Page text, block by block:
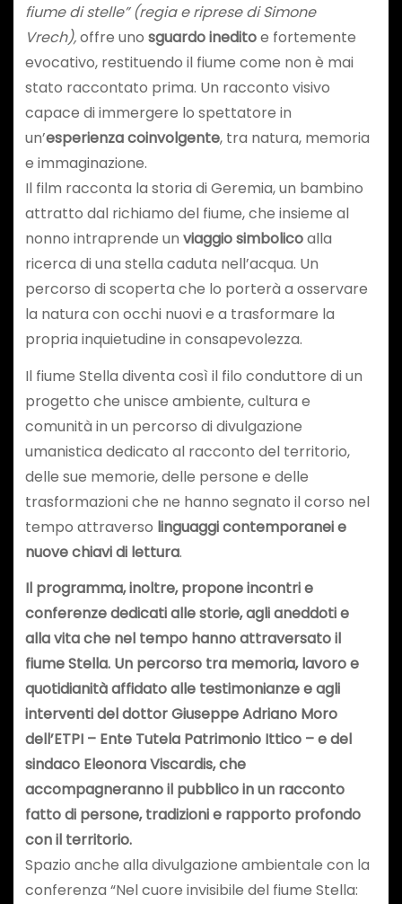
fiume di stelle” (regia e riprese di Simone
Vrech),offre uno sguardo ineditoe fortemente
evocativo, restituendo il fiume come non è mai
stato raccontato prima. Un racconto visivo
capace di immergere lo spettatore in
un’esperienza coinvolgente, tra natura, memoria
e immaginazione.
Il film racconta la storia di Geremia, un bambino
attratto dal richiamo del fiume, che insieme al
nonno intraprende un viaggio simbolicoalla
ricerca di una stella caduta nell’acqua. Un
percorso di scoperta che lo porterà a osservare
la natura con occhi nuovi e a trasformare la
propria inquietudine in consapevolezza.
Il fiume Stella diventa così il filo conduttore di un
progetto che unisce ambiente, cultura e
comunità in un percorso di divulgazione
umanistica dedicato al racconto del territorio,
delle sue memorie, delle persone e delle
trasformazioni che ne hanno segnato il corso nel
tempo attraverso linguaggi contemporanei e
nuove chiavi di lettura.
Il programma,inoltre,propone incontri e
conferenze dedicati alle storie, agli aneddoti e
alla vita che nel tempo hanno attraversato il
fiume Stella. Un percorso tra memoria, lavoro e
quotidianità affidato alle testimonianze e agli
interventi del dottor Giuseppe Adriano Moro
dell’ETPI – Ente Tutela Patrimonio Ittico – e del
sindaco Eleonora Viscardis, che
accompagneranno il pubblico in un racconto
fatto di persone, tradizioni e rapporto profondo
con il territorio.
Spazio anche alla divulgazione ambientale con la
conferenza “Nel cuore invisibile del fiume Stella: